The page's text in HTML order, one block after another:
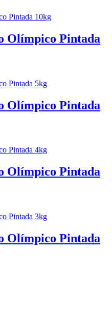
Olímpico Pintada
Olímpico Pintada
Olímpico Pintada
Olímpico Pintada